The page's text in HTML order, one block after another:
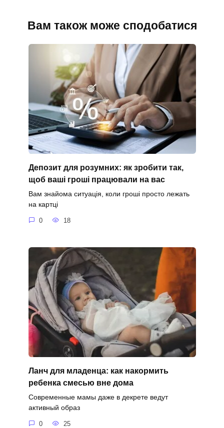
Вам також може сподобатися
Депозит для розумних: як зробити так,
щоб ваші гроші працювали на вас
Вам знайома ситуація, коли гроші просто лежать
на картці
0 18
Ланч для младенца: как накормить
ребенка смесью вне дома
Современные мамы даже в декрете ведут
активный образ
0 25